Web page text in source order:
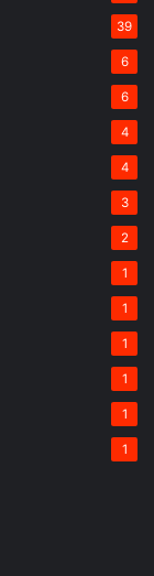
39
6
6
4
4
3
2
1
1
1
1
1
1